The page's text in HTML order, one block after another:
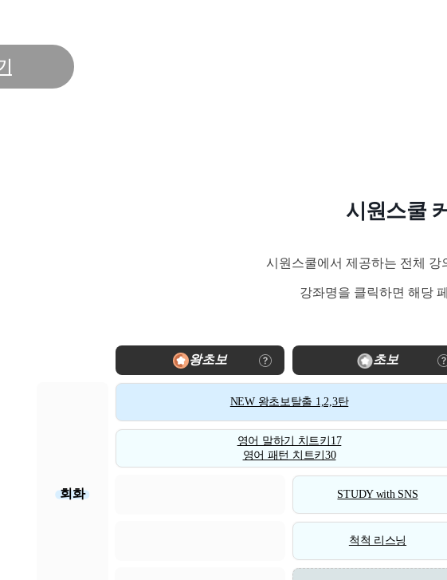
시원스쿨
시원스쿨에서 제공하는 전체 강
강좌명을 클릭하면 해당
왕초보 초보
회화
NEW 왕초보탈출 1,2,3탄
영어 말하기 치트키17
영어 패턴 치트키30
STUDY with SNS
척척 리스닝